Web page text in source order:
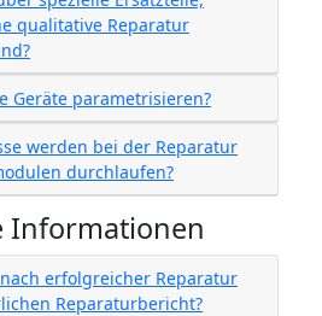
qualitative Reparatur
Geräte parametrisieren?
werden bei der Reparatur
durchlaufen?
Informationen
erfolgreicher Reparatur
Reparaturbericht?